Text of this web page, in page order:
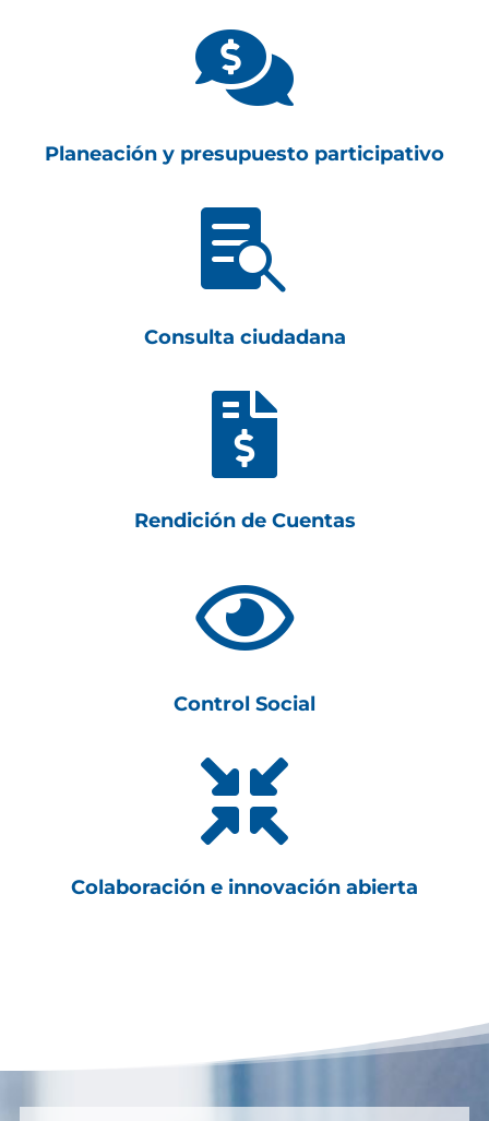

Planeación y presupuesto participativo

Consulta ciudadana

Rendición de Cuentas

Control Social

Colaboración e innovación abierta